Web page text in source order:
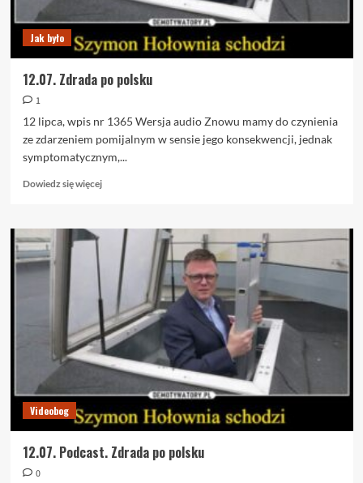
Jak było
12.07. Zdrada po polsku
1
12 lipca, wpis nr 1365 Wersja audio Znowu mamy do czynienia
ze zdarzeniem pomijalnym w sensie jego konsekwencji, jednak
symptomatycznym,...
Dowiedz się więcejDowiedz
o
12.07.
Zdrada
polsku
Videobog
12.07. Podcast. Zdrada po polsku
0